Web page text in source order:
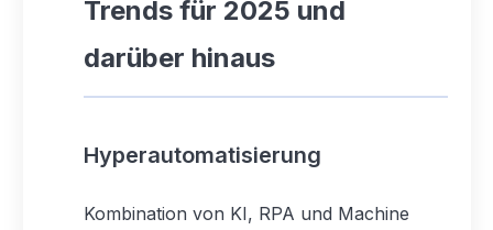
Trends für 2025 und
darüber hinaus
Hyperautomatisierung
Kombination von KI, RPA und Machine